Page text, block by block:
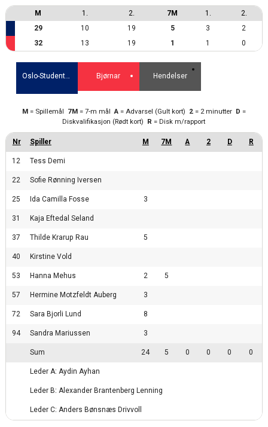
M 1. 2. 7M 1. 2.
29 10 19 5 3
2
32
13 19 1 1 0
Oslo-Studentenes IK Bjørnar Hendelser
12 Tess Demi
22 Sofie Rønning Iversen
25 Ida Camilla Fosse 3
31 Kaja Eftedal Seland
37 Thilde Krarup Rau 5
40 Kirstine Vold
53 Hanna Mehus 2 5
57 Hermine Motzfeldt Auberg 3
72 Sara Bjorli Lund 8
94 Sandra Mariussen 3
Sum 24 5 0 0 0 0
Leder A: Aydin Ayhan
Leder B: Alexander Brantenberg Lenning
Leder C: Anders Bønsnæs Drivvoll
M= Spillemål 7M= 7-m mål A= Advarsel (Gult kort) 2= 2 minutter D =
Diskvalifikasjon (Rødt kort) R = Disk m/rapport